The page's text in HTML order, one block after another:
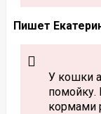
Пишет
У кошки
помойку.
кормами